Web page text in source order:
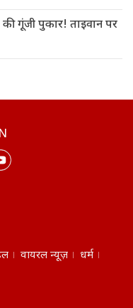
गूंजी पुकार! ताइवान पर
वायरल न्यूज़
धर्म